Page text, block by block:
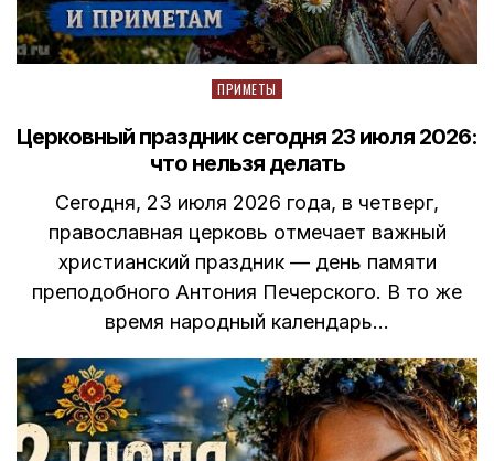
Posted
ПРИМЕТЫ
Церковный праздник сегодня 23 июля 2026:
что нельзя делать
Сегодня, 23 июля 2026 года, в четверг,
православная церковь отмечает важный
христианский праздник — день памяти
преподобного Антония Печерского. В то же
время народный календарь…